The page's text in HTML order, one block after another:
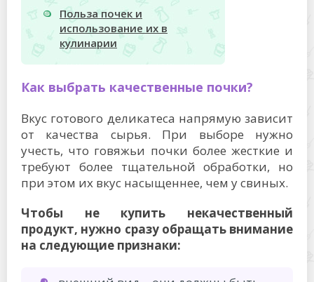
Польза почек и
использование их в
кулинарии
Как выбрать качественные почки?
Вкус готового деликатеса напрямую зависит
от качества сырья. При выборе нужно
учесть, что говяжьи почки более жесткие и
требуют более тщательной обработки, но
при этом их вкус насыщеннее, чем у свиных.
Чтобы не купить некачественный
продукт, нужно сразу обращать внимание
на следующие признаки: